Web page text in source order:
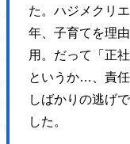
た。ハジメクリ
年、子育てを理
用。だって「正
というか…、責
しばかりの逃げ
した。
var js, fjs =
if (d.getElementById(id))
js = d.createElement(s);
js.id = id;
js.src = "//